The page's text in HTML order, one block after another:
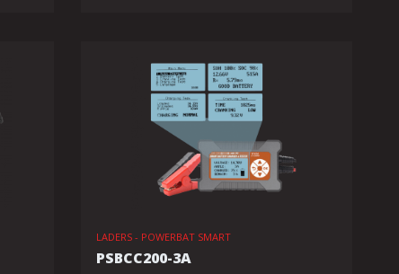
LADERS - POWERBAT SMART
PSBCC200-3A